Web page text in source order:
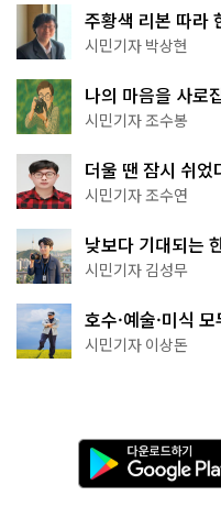
주황색 리본 따라
서울둘레길 15코스
시민기자 박상현
나의 마음을 사로
상작 공개!
시민기자 조수봉
더울 땐 잠시 쉬
·무더위쉼터까지
시민기자 조수연
낮보다 기대되는
핑' 예약은?
시민기자 김성무
호수·예술·미식
아트센터~마곡테
시민기자 이상돈
다
운
로